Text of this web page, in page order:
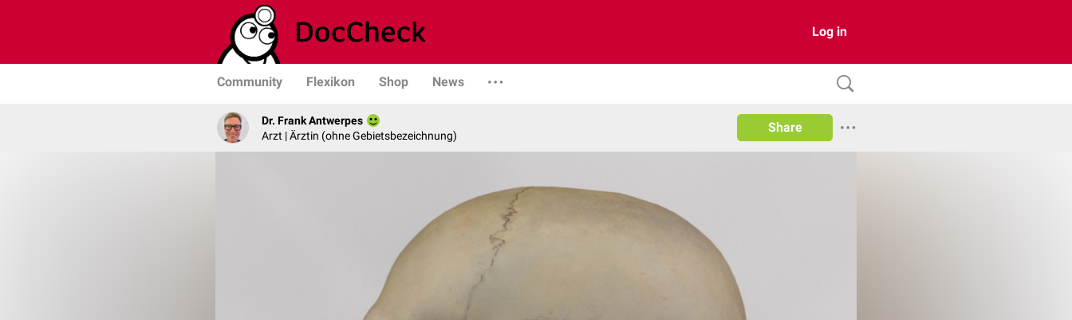
Log in
Community Flexikon Shop News
Dr. Frank Antwerpes
Arzt | Ärztin (ohne Gebietsbezeichnung)
Share